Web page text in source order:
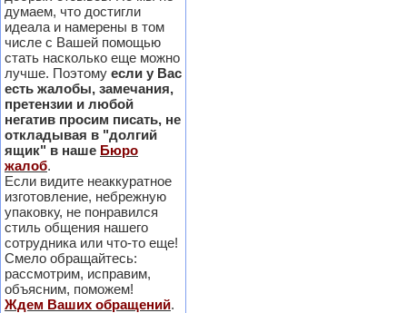
думаем, что достигли
идеала и намерены в том
числе с Вашей помощью
стать насколько еще можно
лучше. Поэтому если у Вас
есть жалобы, замечания,
претензии и любой
негатив просим писать, не
откладывая в "долгий
ящик" в наше Бюро
жалоб.
Если видите неаккуратное
изготовление, небрежную
упаковку, не понравился
стиль общения нашего
сотрудника или что-то еще!
Смело обращайтесь:
рассмотрим, исправим,
объясним, поможем!
Ждем Ваших обращений.